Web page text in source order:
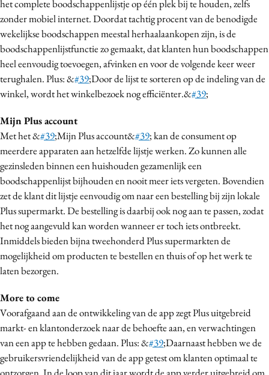
Diversiteit
Effectiviteit
Gedragsverandering
Influencer marketing
Interne communicatie
Martech
Media
Merkstrategie
PR
Programmatic
Purpose Marketing
Reputatie & crisis
het complete boodschappenlijstje op één plek bij te houden, zelfs
zonder mobiel internet. Doordat tachtig procent van de benodigde
wekelijkse boodschappen meestal herhaalaankopen zijn, is de
boodschappenlijstfunctie zo gemaakt, dat klanten hun boodschappen
heel eenvoudig toevoegen, afvinken en voor de volgende keer weer
terughalen. Plus: &#39;Door de lijst te sorteren op de indeling van de
winkel, wordt het winkelbezoek nog efficiënter.&#39;
Mijn Plus account
Met het &#39;Mijn Plus account&#39; kan de consument op
meerdere apparaten aan hetzelfde lijstje werken. Zo kunnen alle
gezinsleden binnen een huishouden gezamenlijk een
boodschappenlijst bijhouden en nooit meer iets vergeten. Bovendien
zet de klant dit lijstje eenvoudig om naar een bestelling bij zijn lokale
Plus supermarkt. De bestelling is daarbij ook nog aan te passen, zodat
het nog aangevuld kan worden wanneer er toch iets ontbreekt.
Inmiddels bieden bijna tweehonderd Plus supermarkten de
mogelijkheid om producten te bestellen en thuis of op het werk te
laten bezorgen.
More to come
Voorafgaand aan de ontwikkeling van de app zegt Plus uitgebreid
markt- en klantonderzoek naar de behoefte aan, en verwachtingen
van een app te hebben gedaan. Plus: &#39;Daarnaast hebben we de
gebruikersvriendelijkheid van de app getest om klanten optimaal te